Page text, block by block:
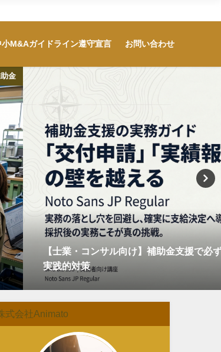
小M&Aガイドライン遵守宣言 お問い合わせ
金
【士業・コンサル向け】補助金支援で必
実践的対策
デジタル化・AI補助金2026
最大150万円補助】人材育成を
式会社Animato